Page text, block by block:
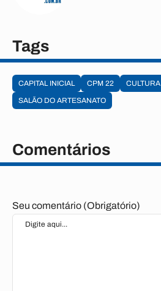
Tags
CAPITAL INICIAL CPM 22 CULTURA
SALÃO DO ARTESANATO
Comentários
Seu comentário (Obrigatório)